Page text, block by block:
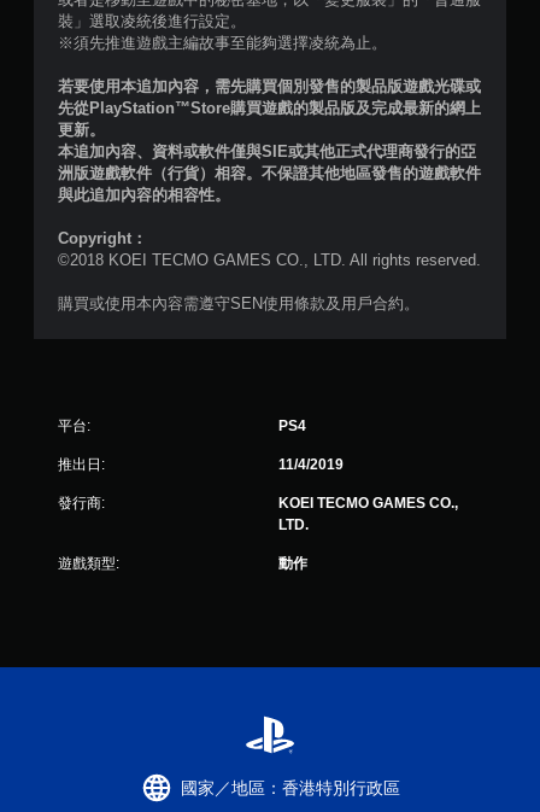
3
4
則
分
裝」選取凌統後進行設定。
※須先推進遊戲主編故事至能夠選擇凌統為止。
若要使用本追加內容，需先購買個別發售的製品版遊戲光碟或
先從PlayStation™Store購買遊戲的製品版及完成最新的網上
更新。
本追加內容、資料或軟件僅與SIE或其他正式代理商發行的亞
洲版遊戲軟件（行貨）相容。不保證其他地區發售的遊戲軟件
與此追加內容的相容性。
Copyright：
©2018 KOEI TECMO GAMES CO., LTD. All rights reserved.
購買或使用本內容需遵守SEN使用條款及用戶合約。
平台: PS4
推出日: 11/4/2019
發行商:
KOEI TECMO GAMES CO.,
LTD.
遊戲類型: 動作
國家／地區：香港特別行政區